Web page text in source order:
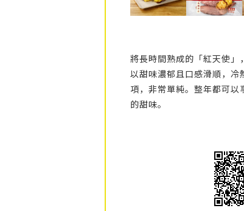
將長時間熟成的「紅天使」
以甜味濃郁且口感滑順，冷
項，非常單純。整年都可
的甜味。